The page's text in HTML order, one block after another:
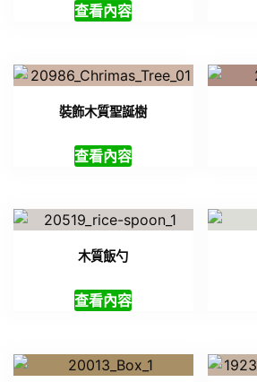
查看內容
裝飾木質聖誕樹
查看內容
木質飯勺
查看內容